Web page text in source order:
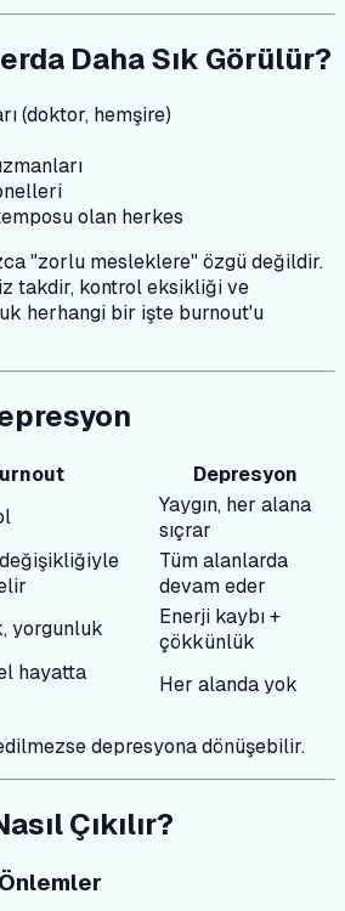
Daha Sık Görülür?
(doktor, hemşire)
olan herkes
"zorlu mesleklere" özgü değildir.
takdir, kontrol eksikliği ve
herhangi bir işte burnout'u
Depresyon
Yaygın, her alana
sıçrar
Tüm alanlarda
devam eder
yorgunluk
Enerji kaybı +
çökkünlük
hayatta
Her alanda yok
depresyona dönüşebilir.
Çıkılır?